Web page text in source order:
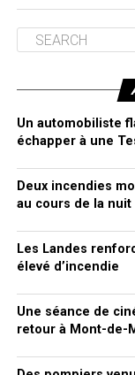
Un automobiliste
échapper à une
Deux incendies
au cours de la nuit
Les Landes
élevé d’incendie
Une séance de
retour à Mont-de-